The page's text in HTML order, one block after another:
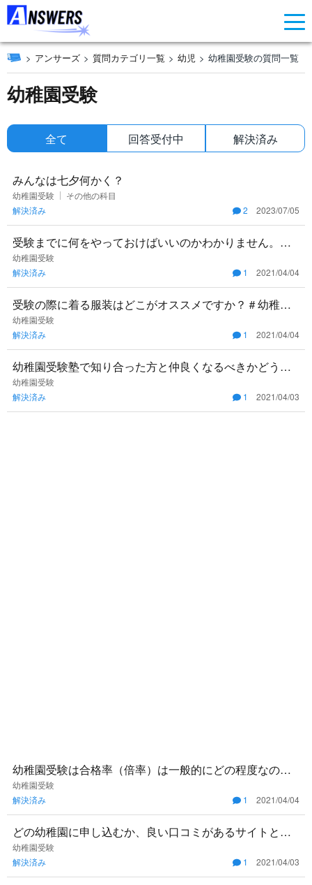
アンサーズ 質問カテゴリ一覧 幼児 幼稚園受験の質問一覧
幼稚園受験
全て 回答受付中 解決済み
みんなは七夕何かく？
幼稚園受験
その他の科目
解決済み
2 2023/07/05
受験までに何をやっておけばいいのかわかりません。具
体的にどのようなことをしておくといいとかがあったら
知りたいです。 #受
幼稚園受験
解決済み
1 2021/04/04
受験の際に着る服装はどこがオススメですか？＃幼稚園
受験＃親子受験＃インターナショナルスクール
幼稚園受験
解決済み
1 2021/04/04
幼稚園受験塾で知り合った方と仲良くなるべきかどうか
アドバイスをいただきたいです。仲良くなれば一緒に頑
張れたり情報共有でき
幼稚園受験
解決済み
1 2021/04/03
幼稚園受験は合格率（倍率）は一般的にどの程度なので
しょうか
幼稚園受験
解決済み
1 2021/04/04
どの幼稚園に申し込むか、良い口コミがあるサイトと
か、ご存知の方いらっしゃいますか？ #幼稚園 #クチコミ
幼稚園受験
解決済み
1 2021/04/03